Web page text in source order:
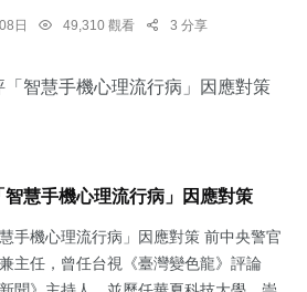
日 49,310 觀看 3 分享
慧手機心理流行病」因應對策
手機心理流行病」因應對策 前中央警官
主任，曾任台視《臺灣變色龍》評論